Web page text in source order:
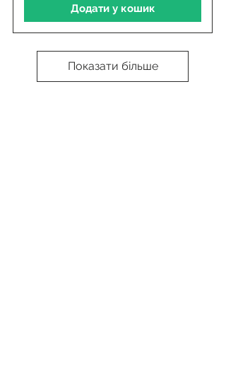
Додати у кошик
Показати більше